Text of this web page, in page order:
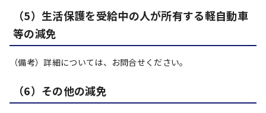
（5）生活保護を受給中の人が所有する軽自動車
等の減免
（備考）詳細については、お問合せください。
（6）その他の減免